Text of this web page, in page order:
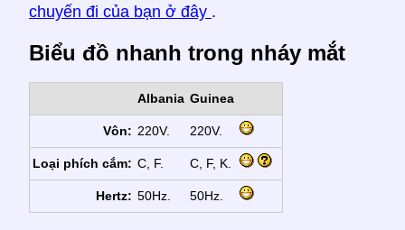
chuyến đi của bạn ở đây .
Biểu đồ nhanh trong nháy mắt
Albania Guinea
Vôn: 220V. 220V.
Loại phích cắm: C, F. C, F, K.
Hertz: 50Hz. 50Hz.